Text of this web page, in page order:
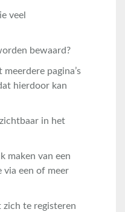
veel
bewaard?
pagina’s
hierdoor kan
in het
maken van een
via een of meer
zich te registeren